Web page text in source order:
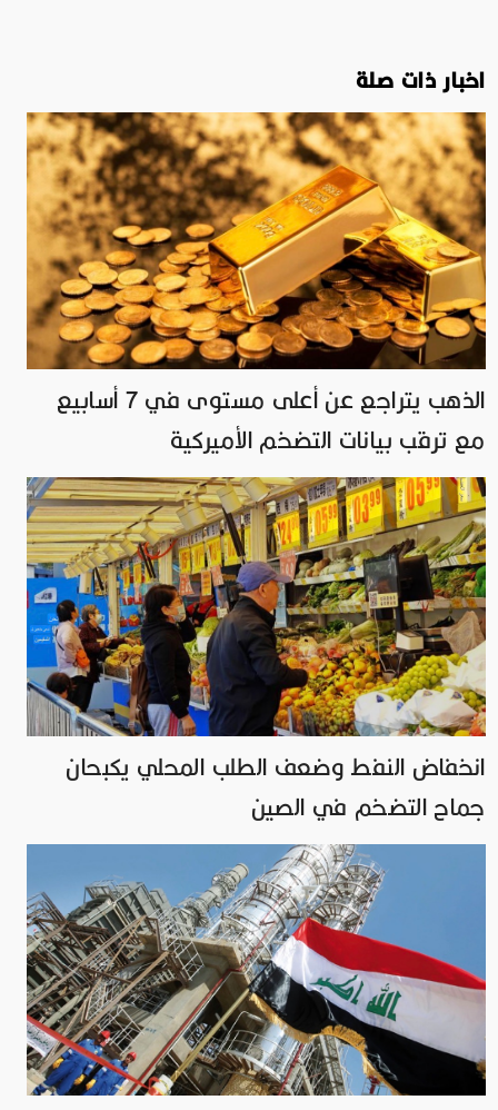
اخبار ذات صلة
الذهب يتراجع عن أعلى مستوى في 7 أسابيع
مع ترقب بيانات التضخم الأميركية
انخفاض النفط وضعف الطلب المحلي يكبحان
جماح التضخم في الصين